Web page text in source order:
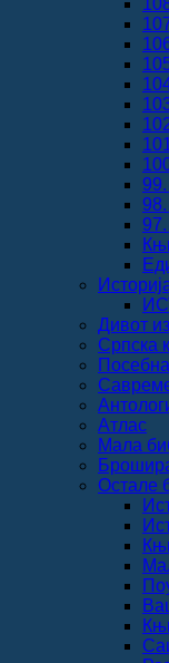
Дивот
Српска
Атлас
Мала
Остале